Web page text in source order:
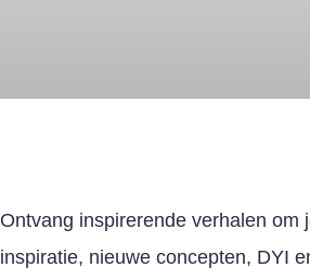
Ontvang inspirerende verhalen
inspiratie, nieuwe concepten, DYI